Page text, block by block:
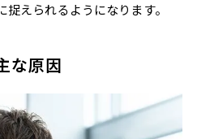
えられるようになります。
な原因